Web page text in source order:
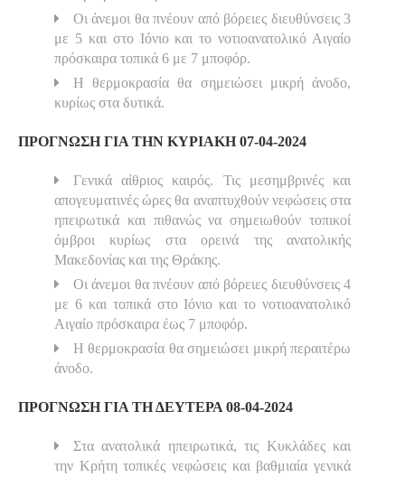
Οι άνεμοι θα πνέουν από βόρειες διευθύνσεις 3
με 5 και στο Ιόνιο και το νοτιοανατολικό Αιγαίο
πρόσκαιρα τοπικά 6 με 7 μποφόρ.
Η θερμοκρασία θα σημειώσει μικρή άνοδο,
κυρίως στα δυτικά.
ΠΡΟΓΝΩΣΗ ΓΙΑ ΤΗΝ ΚΥΡΙΑΚΗ 07-04-2024
Γενικά αίθριος καιρός. Τις μεσημβρινές και
απογευματινές ώρες θα αναπτυχθούν νεφώσεις στα
ηπειρωτικά και πιθανώς να σημειωθούν τοπικοί
όμβροι κυρίως στα ορεινά της ανατολικής
Μακεδονίας και της Θράκης.
Οι άνεμοι θα πνέουν από βόρειες διευθύνσεις 4
με 6 και τοπικά στο Ιόνιο και το νοτιοανατολικό
Αιγαίο πρόσκαιρα έως 7 μποφόρ.
Η θερμοκρασία θα σημειώσει μικρή περαιτέρω
άνοδο.
ΠΡΟΓΝΩΣΗ ΓΙΑ ΤΗ ΔΕΥΤΕΡΑ 08-04-2024
Στα ανατολικά ηπειρωτικά, τις Κυκλάδες και
την Κρήτη τοπικές νεφώσεις και βαθμιαία γενικά